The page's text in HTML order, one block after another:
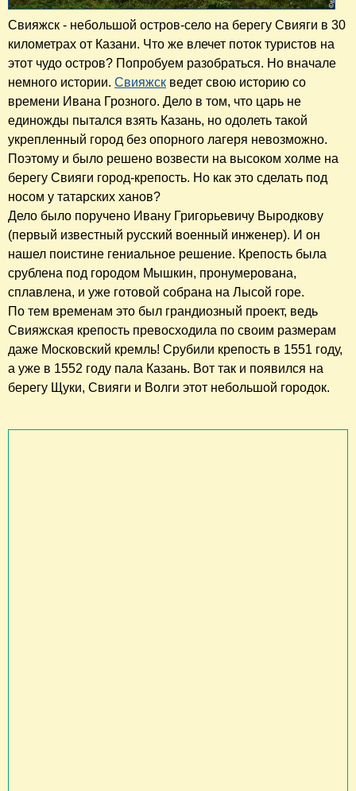
Свияжск - небольшой остров-село на берегу Свияги в 30
километрах от Казани. Что же влечет поток туристов на
этот чудо остров? Попробуем разобраться. Но вначале
немного истории. Свияжск ведет свою историю со
времени Ивана Грозного. Дело в том, что царь не
единожды пытался взять Казань, но одолеть такой
укрепленный город без опорного лагеря невозможно.
Поэтому и было решено возвести на высоком холме на
берегу Свияги город-крепость. Но как это сделать под
носом у татарских ханов?
Дело было поручено Ивану Григорьевичу Выродкову
(первый известный русский военный инженер). И он
нашел поистине гениальное решение. Крепость была
срублена под городом Мышкин, пронумерована,
сплавлена, и уже готовой собрана на Лысой горе.
По тем временам это был грандиозный проект, ведь
Свияжская крепость превосходила по своим размерам
даже Московский кремль! Срубили крепость в 1551 году,
а уже в 1552 году пала Казань. Вот так и появился на
берегу Щуки, Свияги и Волги этот небольшой городок.